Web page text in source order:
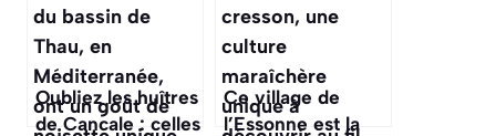
Oubliez les huîtres
de Cancale : celles
Ce village de
l’Essonne est la